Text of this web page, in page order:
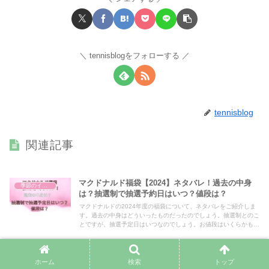
tennisblogをフォローする
tennisblog
関連記事
マクドナルド福袋【2024】ネタバレ！過去の中身
は？抽選制で抽選予約日はいつ？値段は？
マクドナルドの2024年度の福袋について、ネタバレをご紹介しま
す。過去の中身はどういったものだったのでしょう。抽選制とのこ
とですが、抽選予定日はいつなのでしょう。お値段はいくらかもご
季節のイベント
熊谷花火大会【2023】屋台の場所や種類は？営業
ホーム 検索 トップ